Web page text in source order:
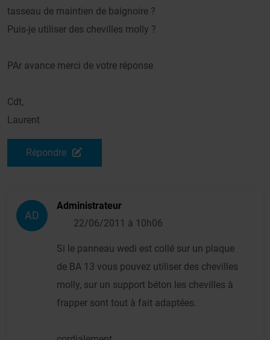
tasseau de maintien de baignoire ?
Puis-je utiliser des chevilles molly ?
PAr avance merci de votre réponse
Cdt,
Laurent
Répondre
AD
Administrateur
22/06/2011 à 10h06
Si le panneau wedi est collé sur un plaque
de BA 13 vous pouvez utiliser des chevilles
molly, sur un support béton les chevilles à
frapper sont tout à fait adaptées.